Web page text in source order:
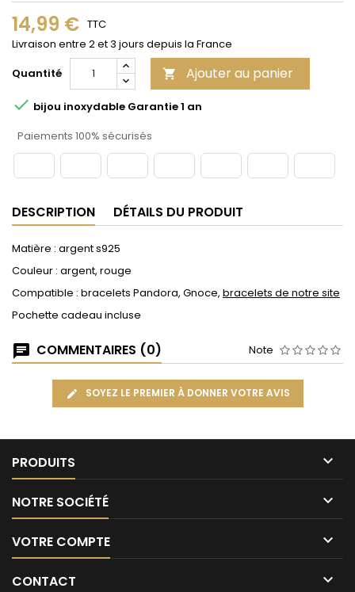
14,99 € TTC
Livraison entre 2 et 3 jours depuis la France
Quantité
 Ajouter au panier
 bijou inoxydable Garantie 1 an
Paiements 100% sécurisés
DESCRIPTION DÉTAILS DU PRODUIT
Matière : argent s925
Couleur : argent, rouge
Compatible : bracelets Pandora, Gnoce, bracelets de notre site
Pochette cadeau incluse
COMMENTAIRES (0) Note
SOYEZ LE PREMIER À DONNER VOTRE AVIS
PRODUITS 
NOTRE SOCIÉTÉ 
VOTRE COMPTE 
CONTACT 